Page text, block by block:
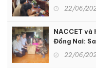
cao dịch vụ
người
22/06/
NACCET và
Đồng Nai:
dịu nỗi đau
22/06/